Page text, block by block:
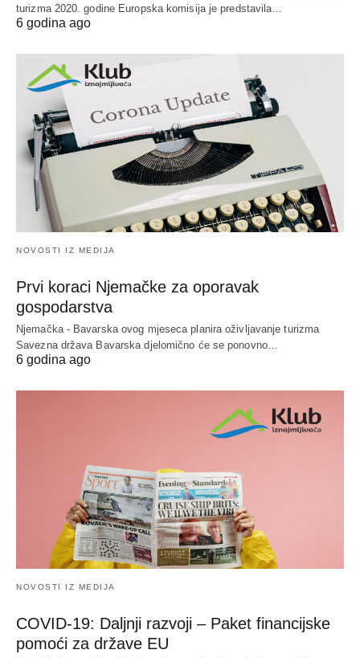
turizma 2020. godine Europska komisija je predstavila…
6 godina ago
NOVOSTI IZ MEDIJA
Prvi koraci Njemačke za oporavak
gospodarstva
Njemačka - Bavarska ovog mjeseca planira oživljavanje turizma
Savezna država Bavarska djelomično će se ponovno…
6 godina ago
NOVOSTI IZ MEDIJA
COVID-19: Daljnji razvoji – Paket financijske
pomoći za države EU